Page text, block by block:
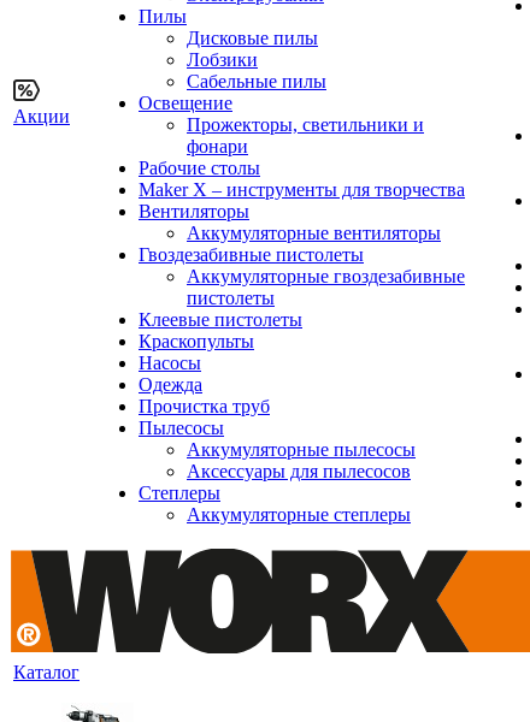
Акции
Пилы
Дисковые пилы
Лобзики
Сабельные пилы
Освещение
Прожекторы, светильники и
фонари
Рабочие столы
Maker X – инструменты для творчества
Вентиляторы
Аккумуляторные вентиляторы
Гвоздезабивные пистолеты
Аккумуляторные гвоздезабивные
пистолеты
Клеевые пистолеты
Краскопульты
Насосы
Одежда
Прочистка труб
Пылесосы
Аккумуляторные пылесосы
Аксессуары для пылесосов
Степлеры
Аккумуляторные степлеры
Каталог